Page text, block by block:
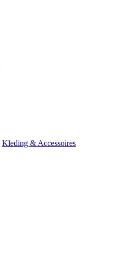
Kleding & Accessoires